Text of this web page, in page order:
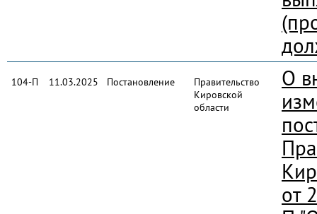
104-П 11.03.2025 Постановление
Правительство
Кировской
области
О
от